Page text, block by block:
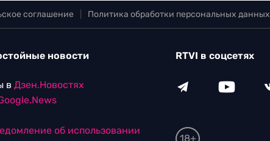
соглашение Политика обработки персональных данных
новости
в Дзен.Новостях
об использовании
RTVI в соцсетях
18+